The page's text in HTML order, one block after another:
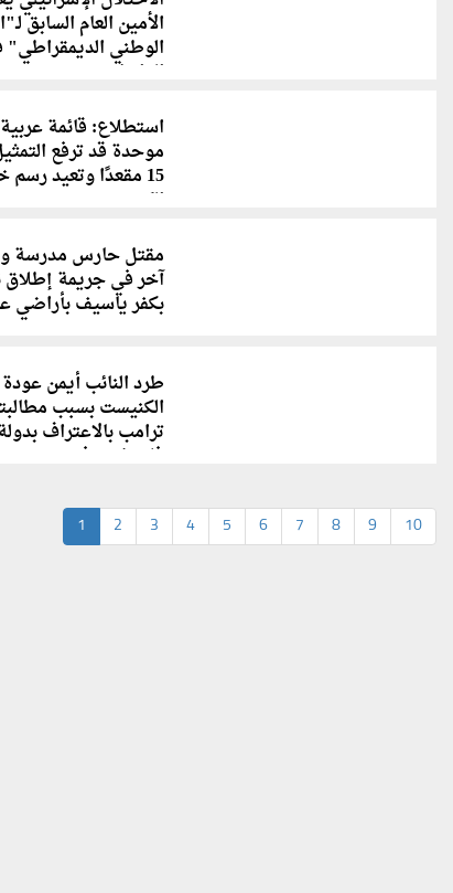
الأمين العام السابق
الوطني
الداخل
استطلاع: قائمة عربية
موحدة قد ترفع
15 مقعدًا وتعيد
الكنيست
مقتل حارس مدرسة
آخر في جريمة إطلاق
بكفر ياسيف بأراضي
طرد النائب أيمن
الكنيست بسبب
ترامب بالاعتراف
فلسطين (فيديو)
1 2 3 4 5 6 7 8 9 10